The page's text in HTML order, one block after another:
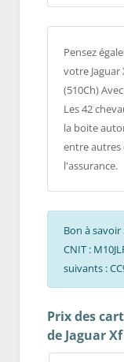
Pensez
votre Jaguar
(510Ch)
Les 42
la boite
entre autres
l'assurance.
Bon à
CNIT :
suivants :
Prix des
de Jaguar Xf